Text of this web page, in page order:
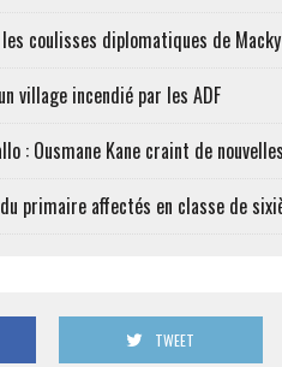
coulisses diplomatiques de
village incendié par les ADF
: Ousmane Kane craint de
primaire affectés en classe de
TWEET